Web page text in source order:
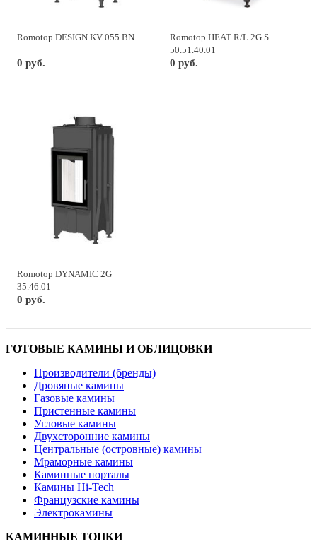
Romotop DESIGN KV 055 BN
0 руб.
Romotop HEAT R/L 2G S
50.51.40.01
0 руб.
Romotop DYNAMIC 2G
35.46.01
0 руб.
ГОТОВЫЕ КАМИНЫ И ОБЛИЦОВКИ
Производители (бренды)
Дровяные камины
Газовые камины
Пристенные камины
Угловые камины
Двухсторонние камины
Центральные (островные) камины
Мраморные камины
Каминные порталы
Камины Hi-Tech
Французские камины
Электрокамины
КАМИННЫЕ ТОПКИ